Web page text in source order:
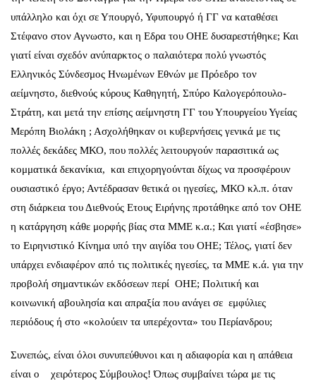
υπάλληλο και όχι σε Υπουργό, Υφυπουργό ή ΓΓ να καταθέσει
Στέφανο στον Αγνωστο, και η Εδρα του ΟΗΕ δυσαρεστήθηκε; Και
γιατί είναι σχεδόν ανύπαρκτος ο παλαιότερα πολύ γνωστός
Ελληνικός Σύνδεσμος Ηνωμένων Εθνών με Πρόεδρο τον
αείμνηστο, διεθνούς κύρους Καθηγητή, Σπύρο Καλογερόπουλο-
Στράτη, και μετά την επίσης αείμνηστη ΓΓ του Υπουργείου Υγείας
Μερόπη Βιολάκη ; Ασχολήθηκαν οι κυβερνήσεις γενικά με τις
πολλές δεκάδες ΜΚΟ, που πολλές λειτουργούν παρασιτικά ως
κομματικά δεκανίκια, και επιχορηγούνται δίχως να προσφέρουν
ουσιαστικό έργο; Αντέδρασαν θετικά οι ηγεσίες, ΜΚΟ κλ.π. όταν
στη διάρκεια του Διεθνούς Ετους Ειρήνης προτάθηκε από τον ΟΗΕ
η κατάργηση κάθε μορφής βίας στα ΜΜΕ κ.α.; Και γιατί «έσβησε»
το Ειρηνιστικό Κίνημα υπό την αιγίδα του ΟΗΕ; Τέλος, γιατί δεν
υπάρχει ενδιαφέρον από τις πολιτικές ηγεσίες, τα ΜΜΕ κ.ά. για την
προβολή σημαντικών εκδόσεων περί ΟΗΕ; Πολιτική και
κοινωνική αβουλησία και απραξία που ανάγει σε εμφύλιες
περιόδους ή στο «κολούειν τα υπερέχοντα» του Περίανδρου;
Συνεπώς, είναι όλοι συνυπεύθυνοι και η αδιαφορία και η απάθεια
είναι ο χειρότερος Σύμβουλος! Όπως συμβαίνει τώρα με τις